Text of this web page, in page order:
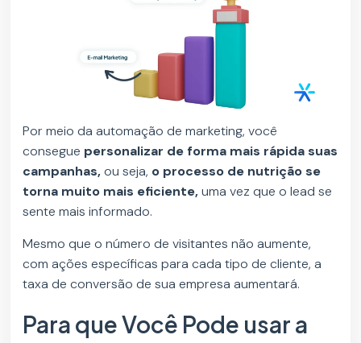
Por meio da automação de marketing, você
consegue personalizar de forma mais rápida suas
campanhas,ou seja, o processo de nutrição se
torna muito mais eficiente,uma vez que o lead se
sente mais informado.
Mesmo que o número de visitantes não aumente,
com ações específicas para cada tipo de cliente, a
taxa de conversão de sua empresa aumentará.
Para que Você Pode usar a